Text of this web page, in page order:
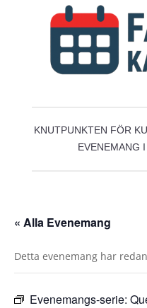
KNUTPUNKTEN FÖR
EVENEMANG I
« Alla Evenemang
Detta evenemang har
Evenemangs-serie: